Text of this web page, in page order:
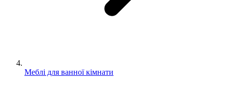
Меблі для ванної кімнати